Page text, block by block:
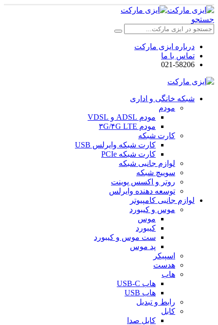
جستجو
درباره ایزی مارکت
تماس با ما
021-58206
شبکه خانگی و اداری
مودم
مودم ADSL و VDSL
مودم ۳G/۴G LTE
کارت شبکه
کارت شبکه وایرلس USB
کارت شبکه PCIe
لوازم جانبی شبکه
سوییچ شبکه
روتر و اکسس پوینت
توسعه دهنده وایرلس
لوازم جانبی کامپیوتر
موس و کیبورد
موس
کیبورد
ست موس و کیبورد
پد موس
اسپیکر
هدست
هاب
هاب USB-C
هاب USB
رابط و تبدیل
کابل
کابل صدا